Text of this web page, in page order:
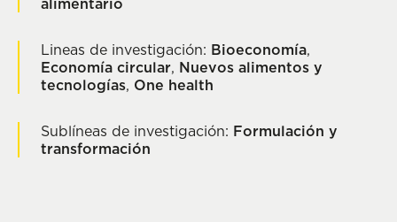
alimentario
Lineas de investigación: Bioeconomía,
Economía circular, Nuevos alimentos y
tecnologías, One health
Sublíneas de investigación: Formulación y
transformación